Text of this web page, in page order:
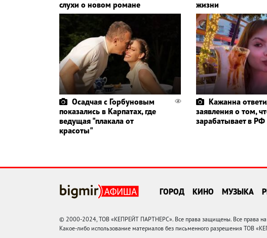
слухи о новом романе
жизни
Осадчая с Горбуновым
показались в Карпатах, где
ведущая "плакала от
красоты"
Кажанна
заявления о том,
зарабатывает в РФ
ГОРОД КИНО МУЗЫКА
© 2000-2024, ТОВ «КЕПРЕЙТ ПАРТНЕРС». Все права защищены. Все права
Какое-либо использование материалов без письменного разрешения ТОВ